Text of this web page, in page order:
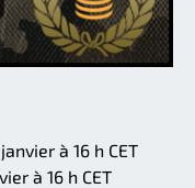
à 16 h CET
à 16 h CET